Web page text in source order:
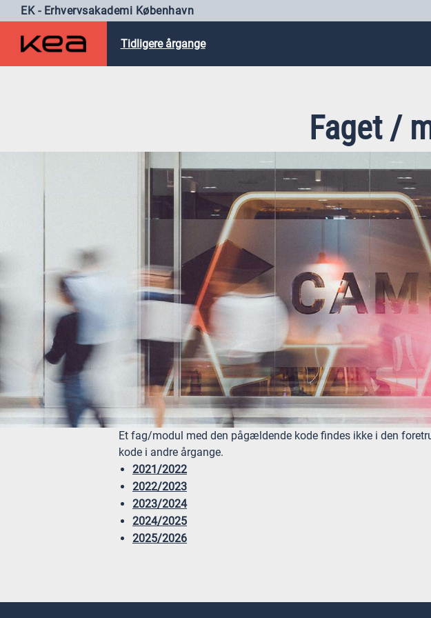
EK - Erhvervsakademi København
Tidligere årgange
Faget /
Et fag/modul med den pågældende kode findes ikke i den
kode i andre årgange.
2021/2022
2022/2023
2023/2024
2024/2025
2025/2026